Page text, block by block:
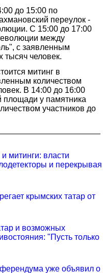
до 15:00 по
переулок -
С 15:00 до 17:00
между
с заявленным
тысяч человек.
митинг в
количеством
В 14:00 до 16:00
площади у памятника
участников до
митинги: власти
и перекрывая
крымских татар от
и возможных
"Пусть только
уже объявил о